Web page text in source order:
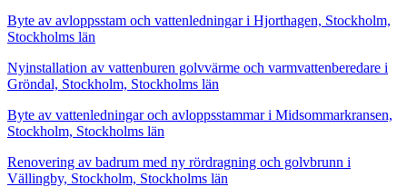
Byte av avloppsstam och vattenledningar i Hjorthagen, Stockholm,
Stockholms län
Nyinstallation av vattenburen golvvärme och varmvattenberedare i
Gröndal, Stockholm, Stockholms län
Byte av vattenledningar och avloppsstammar i Midsommarkransen,
Stockholm, Stockholms län
Renovering av badrum med ny rördragning och golvbrunn i
Vällingby, Stockholm, Stockholms län